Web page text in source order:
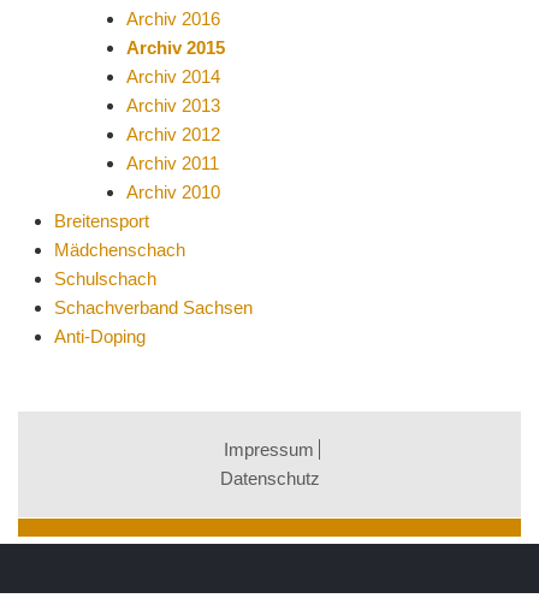
Archiv 2016
Archiv 2015
Archiv 2014
Archiv 2013
Archiv 2012
Archiv 2011
Archiv 2010
Breitensport
Mädchenschach
Schulschach
Schachverband Sachsen
Anti-Doping
Impressum
Datenschutz